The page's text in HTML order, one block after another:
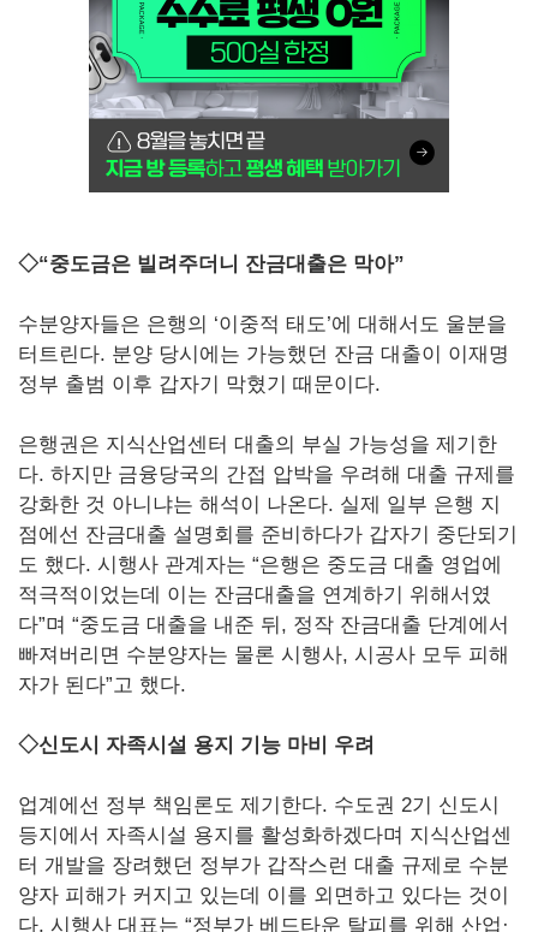
◇“중도금은 빌려주더니 잔금대출은 막아”
수분양자들은 은행의 ‘이중적 태도’에 대해서도 울분을
터트린다. 분양 당시에는 가능했던 잔금 대출이 이재명
정부 출범 이후 갑자기 막혔기 때문이다.
은행권은 지식산업센터 대출의 부실 가능성을 제기한
다. 하지만 금융당국의 간접 압박을 우려해 대출 규제를
강화한 것 아니냐는 해석이 나온다. 실제 일부 은행 지
점에선 잔금대출 설명회를 준비하다가 갑자기 중단되기
도 했다. 시행사 관계자는 “은행은 중도금 대출 영업에
적극적이었는데 이는 잔금대출을 연계하기 위해서였
다”며 “중도금 대출을 내준 뒤, 정작 잔금대출 단계에서
빠져버리면 수분양자는 물론 시행사, 시공사 모두 피해
자가 된다”고 했다.
◇신도시 자족시설 용지 기능 마비 우려
업계에선 정부 책임론도 제기한다. 수도권 2기 신도시
등지에서 자족시설 용지를 활성화하겠다며 지식산업센
터 개발을 장려했던 정부가 갑작스런 대출 규제로 수분
양자 피해가 커지고 있는데 이를 외면하고 있다는 것이
다. 시행사 대표는 “정부가 베드타운 탈피를 위해 산업·